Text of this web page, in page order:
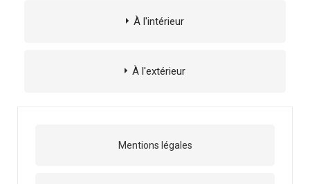
À l'intérieur
À l'extérieur
Mentions légales